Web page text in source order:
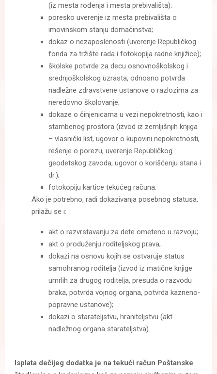
(iz mesta rođenja i mesta prebivališta);
poresko uverenje iz mesta prebivališta o
imovinskom stanju domaćinstva;
dokaz o nezaposlenosti (uverenje Republičkog
fonda za tržište rada i fotokopija radne knjižice);
školske potvrde za decu osnovnoškolskog i
srednjoškolskog uzrasta, odnosno potvrda
nadležne zdravstvene ustanove o razlozima za
neredovno školovanje;
dokaze o činjenicama u vezi nepokretnosti, kao i
stambenog prostora (izvod iz zemljišnjih knjiga
– vlasnički list, ugovor o kupovini nepokretnosti,
rešenje o porezu, uverenje Republičkog
geodetskog zavoda, ugovor o korišćenju stana i
dr.);
fotokopiju kartice tekućeg računa.
Ako je potrebno, radi dokazivanja posebnog statusa,
prilažu se i:
akt o razvrstavanju za dete ometeno u razvoju;
akt o produženju roditeljskog prava;
dokazi na osnovu kojih se ostvaruje status
samohranog roditelja (izvod iz matične knjige
umrlih za drugog roditelja, presuda o razvodu
braka, potvrda vojnog organa, potvrda kazneno-
popravne ustanove);
dokazi o starateljstvu, hraniteljstvu (akt
nadležnog organa starateljstva).
Isplata dečijeg dodatka je na tekući račun Poštanske